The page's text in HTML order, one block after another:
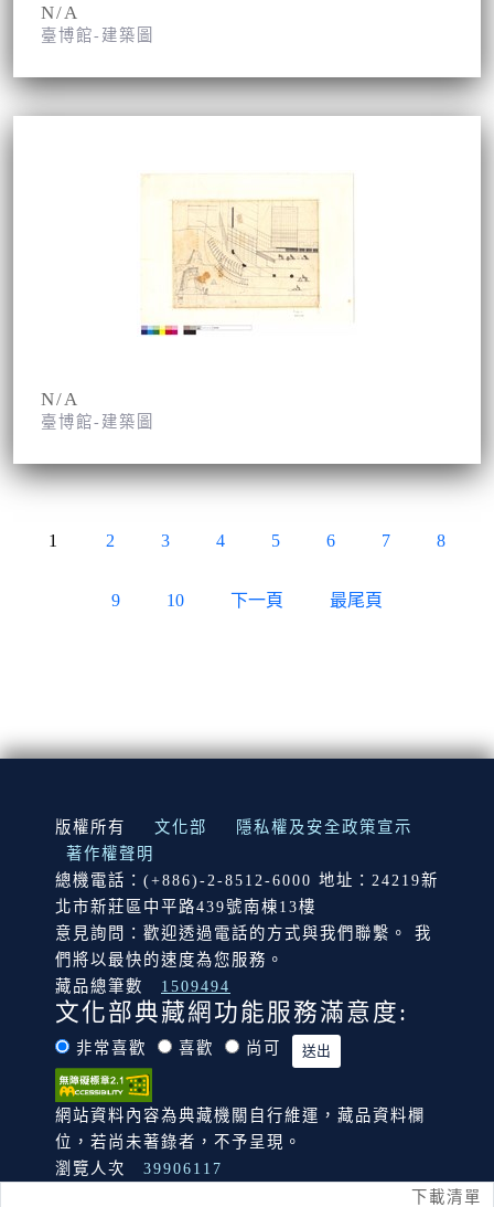
下載清單
N/A
臺博館-建築圖
N/A
臺博館-建築圖
1 2 3 4 5 6 7 8
9 10 下一頁 最尾頁
:::
版權所有 文化部
隱私權及安全政策宣示
著作權聲明
總機電話：(+886)-2-8512-6000 地址：24219新
北市新莊區中平路439號南棟13樓
意見詢問：歡迎透過電話的方式與我們聯繫。 我
們將以最快的速度為您服務。
藏品總筆數
1509494
文化部典藏網功能服務滿意度:
非常喜歡 喜歡 尚可
網站資料內容為典藏機關自行維運，藏品資料欄
位，若尚未著錄者，不予呈現。
瀏覽人次
39906117